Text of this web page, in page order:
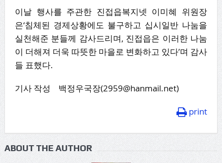
이날 행사를 주관한 진접읍복지넷 이미혜 위원장
은‘침체된 경제상황에도 불구하고 십시일반 나눔을
실천해준 분들께 감사드리며, 진접읍은 이러한 나눔
이 더해져 더욱 따뜻한 마을로 변화하고 있다’며 감사
들 표했다.
기사 작성 백정우국장(2959@hanmail.net)
print
ABOUT THE AUTHOR